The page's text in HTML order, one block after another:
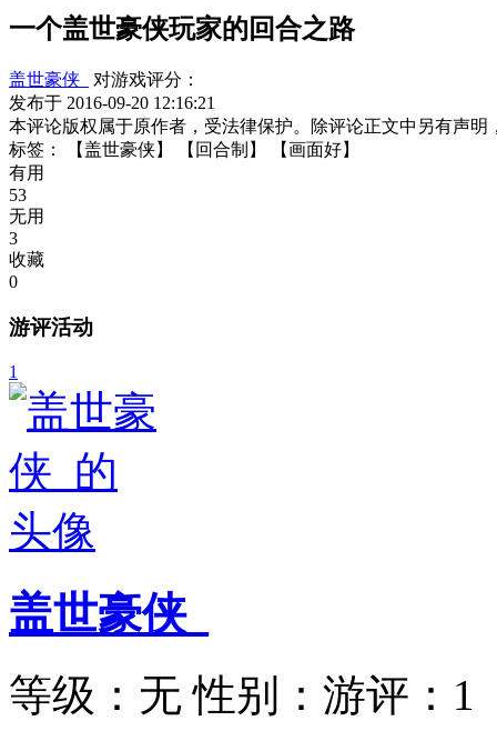
一个盖世豪侠玩家的回合之路
盖世豪侠_
对游戏评分：
发布于 2016-09-20 12:16:21
本评论版权属于原作者，受法律保护。除评论正文中另有声
标签：
【盖世豪侠】 【回合制】
【画面好】
有用
53
无用
3
收藏
0
游评活动
1
盖世豪侠_
等级： 无 性别： 游评： 1